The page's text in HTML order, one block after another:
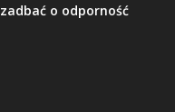
o odporność